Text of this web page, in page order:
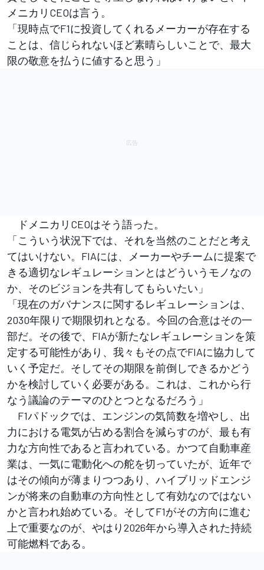
メニカリCEOは言う。
「現時点でF1に投資してくれるメーカーが存在する
ことは、信じられないほど素晴らしいことで、最大
限の敬意を払うに値すると思う」
ドメニカリCEOはそう語った。
「こういう状況下では、それを当然のことだと考え
てはいけない。FIAには、メーカーやチームに提案で
きる適切なレギュレーションとはどういうモノなの
か、そのビジョンを共有してもらいたい」
「現在のガバナンスに関するレギュレーションは、
2030年限りで期限切れとなる。今回の合意はその一
部だ。その後で、FIAが新たなレギュレーションを策
定する可能性があり、我々もその点でFIAに協力して
いく予定だ。そしてその期限を前倒しできるかどう
かを検討していく必要がある。これは、これから行
なう議論のテーマのひとつとなるだろう」
F1パドックでは、エンジンの気筒数を増やし、出
力における電気が占める割合を減らすのが、最も有
力な方向性であると言われている。かつて自動車産
業は、一気に電動化への舵を切っていたが、近年で
はその傾向が薄まりつつあり、ハイブリッドエンジ
ンが将来の自動車の方向性として有効なのではない
かと言われ始めている。そしてF1がその方向に進む
上で重要なのが、やはり2026年から導入された持続
可能燃料である。